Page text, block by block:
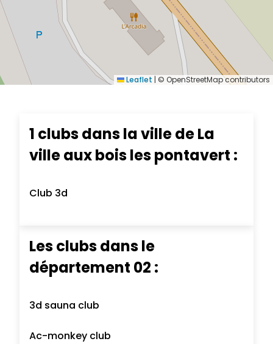
Leaflet | © OpenStreetMap contributors
1 clubs dans la ville de La
ville aux bois les pontavert :
Club 3d
Les clubs dans le
département 02 :
3d sauna club
Ac-monkey club